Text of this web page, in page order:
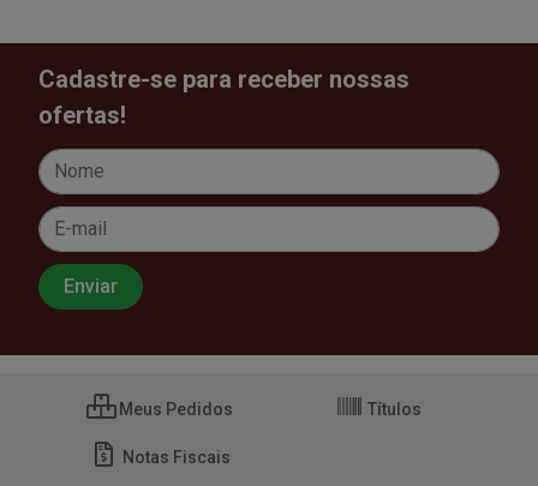
Cadastre-se para receber nossas
ofertas!
Meus Pedidos Títulos
Notas Fiscais